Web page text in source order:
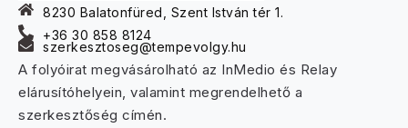
8230 Balatonfüred, Szent István tér 1.
+36 30 858 8124
szerkesztoseg@tempevolgy.hu
A folyóirat megvásárolható az InMedio és Relay
elárusítóhelyein, valamint megrendelhető a
szerkesztőség címén.